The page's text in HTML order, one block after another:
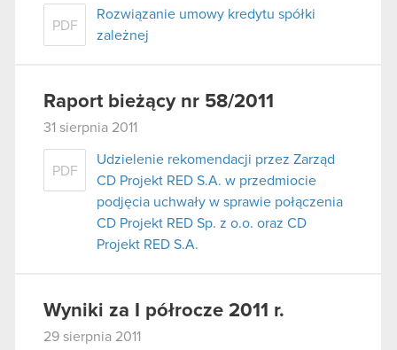
PDF
Rozwiązanie umowy kredytu spółki
zależnej
Raport bieżący nr 58/2011
31 sierpnia 2011
PDF
Udzielenie rekomendacji przez Zarząd
CD Projekt RED S.A. w przedmiocie
podjęcia uchwały w sprawie połączenia
CD Projekt RED Sp. z o.o. oraz CD
Projekt RED S.A.
Wyniki za I półrocze 2011 r.
29 sierpnia 2011